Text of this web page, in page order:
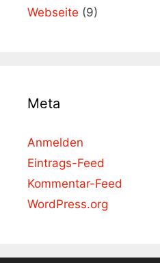
Webseite (9)
Meta
Anmelden
Eintrags-Feed
Kommentar-Feed
WordPress.org